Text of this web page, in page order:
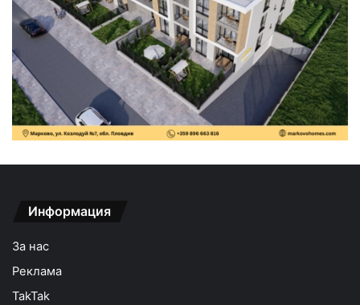
Информация
За нас
Реклама
TakTak